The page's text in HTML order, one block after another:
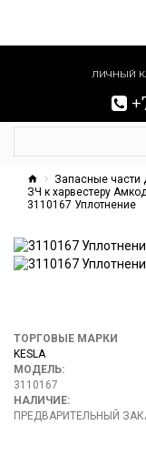
ЛИЧНЫЙ
Запасные части
ЗЧ к харвестеру
3110167 Уплотнение
ТОРГОВЫЕ МАРКИ
KESLA
МОДЕЛЬ:
3110167
НАЛИЧИЕ:
ПРЕДВАРИТЕЛЬНЫЙ